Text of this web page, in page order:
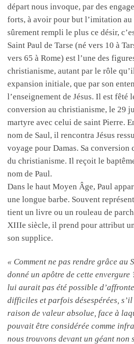
départ nous invoque, par des
forts, à avoir pour but l’imitation
sûrement rempli le plus ce désir,
Saint Paul de Tarse (né vers 10 à
vers 65 à Rome) est l’une des
christianisme, autant par le rôle
expansion initiale, que par son
l’enseignement de Jésus. Il est fêté
conversion au christianisme, le 29
martyre avec celui de saint Pierre.
nom de Saul, il rencontra Jésus
voyage pour Damas. Sa conversion
du christianisme. Il reçoit le
nom de Paul.
Dans le haut Moyen Âge, Paul
une longue barbe. Souvent
tient un livre ou un rouleau de
XIIIe siècle, il prend pour attribut
son supplice.
« Comment ne pas rendre grâce au
donné un apôtre de cette
lui aurait pas été possible
difficiles et parfois désespérées,
raison de valeur absolue, face à
pouvait être considérée comme
nous trouvons devant un géant non